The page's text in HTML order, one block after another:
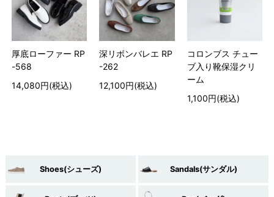
厚底ローファー RP
-568
14,080円(税込)
深リボンバレエ RP
-262
12,100円(税込)
コロンブス チュー
ブ入り靴保湿クリ
ーム
1,100円(税込)
Shoes(シューズ) Sandals(サンダル)